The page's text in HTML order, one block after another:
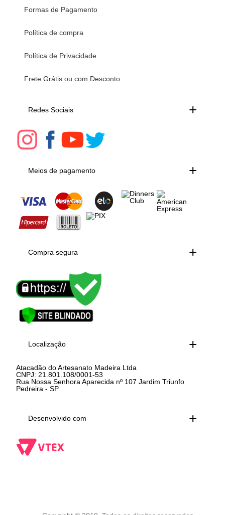
Formas de Pagamento
Política de compra
Política de Privacidade
Frete Grátis ou com Desconto
Redes Sociais
Meios de pagamento
Compra segura
Localização
Atacadão do Artesanato Madeira Ltda
CNPJ: 21.801.108/0001-53
Rua Nossa Senhora Aparecida nº 107 Jardim Triunfo
Pedreira - SP
Desenvolvido com